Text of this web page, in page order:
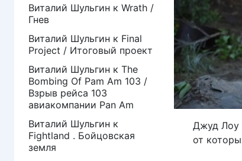
Джуд Лоу
от
Виталий Шульгин к Wrath /
Гнев
Виталий Шульгин к Final
Project / Итоговый проект
Виталий Шульгин к The
Bombing Of Pam Am 103 /
Взрыв рейса 103
авиакомпании Pan Am
Виталий Шульгин к
Fightland . Бойцовская
земля